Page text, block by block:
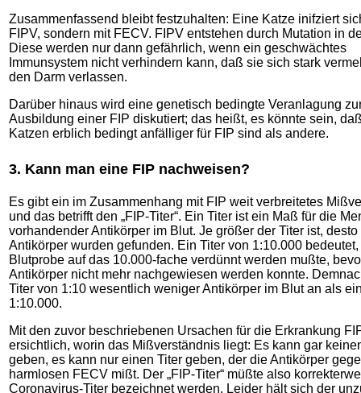
Zusammenfassend bleibt festzuhalten: Eine Katze inifziert
FIPV, sondern mit FECV. FIPV entstehen durch Mutation in
Diese werden nur dann gefährlich, wenn ein geschwächtes
Immunsystem nicht verhindern kann, daß sie sich stark
den Darm verlassen.
Darüber hinaus wird eine genetisch bedingte Veranlagung
Ausbildung einer FIP diskutiert; das heißt, es könnte sein,
Katzen erblich bedingt anfälliger für FIP sind als andere.
3. Kann man eine FIP nachweisen?
Es gibt ein im Zusammenhang mit FIP weit verbreitetes
und das betrifft den „FIP-Titer“. Ein Titer ist ein Maß für die
vorhandender Antikörper im Blut. Je größer der Titer ist, desto
Antikörper wurden gefunden. Ein Titer von 1:10.000
Blutprobe auf das 10.000-fache verdünnt werden mußte,
Antikörper nicht mehr nachgewiesen werden konnte.
Titer von 1:10 wesentlich weniger Antikörper im Blut an als
1:10.000.
Mit den zuvor beschriebenen Ursachen für die Erkrankung
ersichtlich, worin das Mißverständnis liegt: Es kann gar
geben, es kann nur einen Titer geben, der die Antikörper
harmlosen FECV mißt. Der „FIP-Titer“ müßte also
Coronavirus-Titer bezeichnet werden. Leider hält sich der